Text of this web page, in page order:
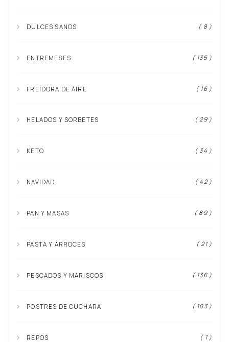
DULCES SANOS ( 8 )
ENTREMESES ( 135 )
FREIDORA DE AIRE ( 16 )
HELADOS Y SORBETES ( 29 )
KETO ( 34 )
NAVIDAD ( 42 )
PAN Y MASAS ( 89 )
PASTA Y ARROCES ( 21 )
PESCADOS Y MARISCOS ( 136 )
POSTRES DE CUCHARA ( 103 )
REPOS ( 1 )